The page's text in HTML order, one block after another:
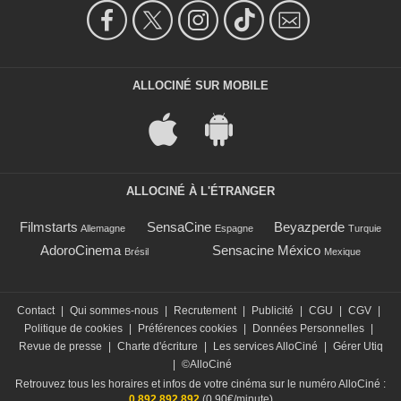
ALLOCINÉ SUR MOBILE
ALLOCINÉ À L'ÉTRANGER
Filmstarts Allemagne SensaCine Espagne Beyazperde Turquie
AdoroCinema Brésil Sensacine México Mexique
Contact | Qui sommes-nous | Recrutement | Publicité | CGU | CGV |
Politique de cookies | Préférences cookies | Données Personnelles |
Revue de presse
| Charte d'écriture | Les services AlloCiné | Gérer Utiq
| ©AlloCiné
Retrouvez tous les horaires et infos de votre cinéma sur le numéro AlloCiné :